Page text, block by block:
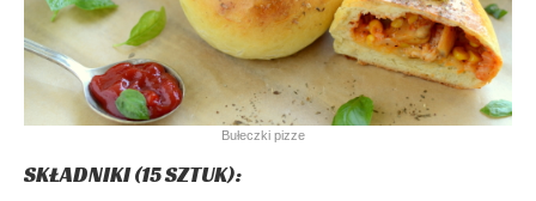
Bułeczki pizze
SKŁADNIKI (15 SZTUK):